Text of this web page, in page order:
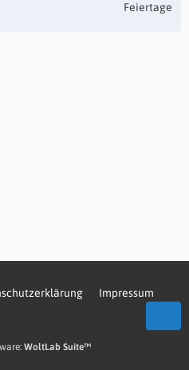
Feiertage
Impressum
WoltLab Suite™